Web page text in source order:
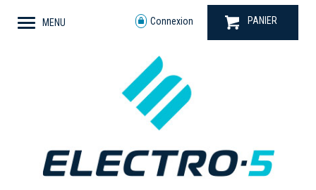
MENU Connexion PANIER